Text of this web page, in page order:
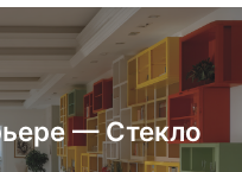
— Стекло